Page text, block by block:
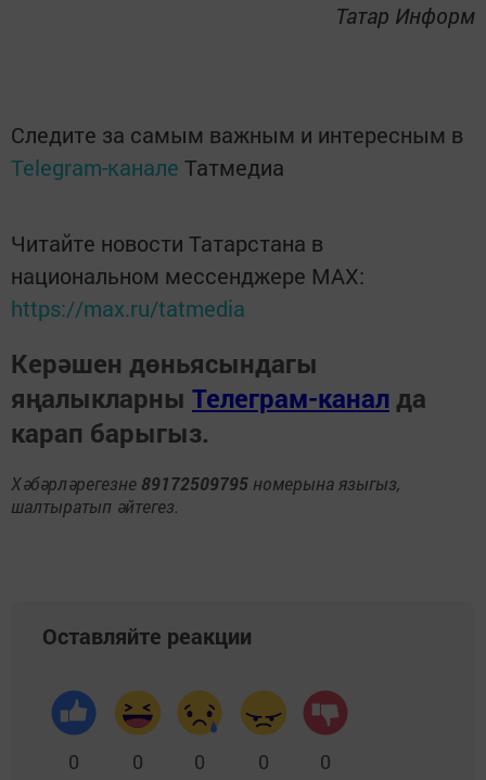
Татар Информ
Следите за самым важным и интересным в
Telegram-канале Татмедиа
Читайте новости Татарстана в
национальном мессенджере MАХ:
https://max.ru/tatmedia
Керәшен дөньясындагы
яңалыкларны Телеграм-канал да
карап барыгыз.
Хәбәрләрегезне 89172509795 номерына языгыз,
шалтыратып әйтегез.
Оставляйте реакции
0 0 0 0 0